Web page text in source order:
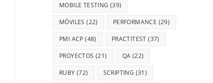
MOBILE TESTING (39)
MÓVILES (22) PERFORMANCE (29)
PMI ACP (48) PRACTITEST (37)
PROYECTOS (21) QA (22)
RUBY (72) SCRIPTING (31)